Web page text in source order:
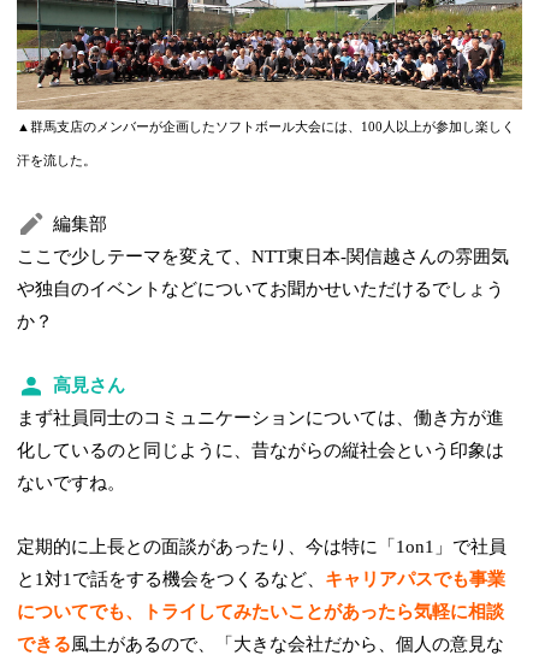
▲群馬支店のメンバーが企画したソフトボール大会には、100人以上が参加し楽しく
汗を流した。
編集部
ここで少しテーマを変えて、NTT東日本-関信越さんの雰囲気
や独自のイベントなどについてお聞かせいただけるでしょう
か？
高見さん
まず社員同士のコミュニケーションについては、働き方が進
化しているのと同じように、昔ながらの縦社会という印象は
ないですね。
定期的に上長との面談があったり、今は特に「1on1」で社員
と1対1で話をする機会をつくるなど、 キャリアパスでも事業
についてでも、トライしてみたいことがあったら気軽に相談
できる風土があるので、「大きな会社だから、個人の意見な